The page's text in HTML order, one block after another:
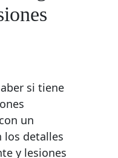
si tiene
un
los detalles
y lesiones